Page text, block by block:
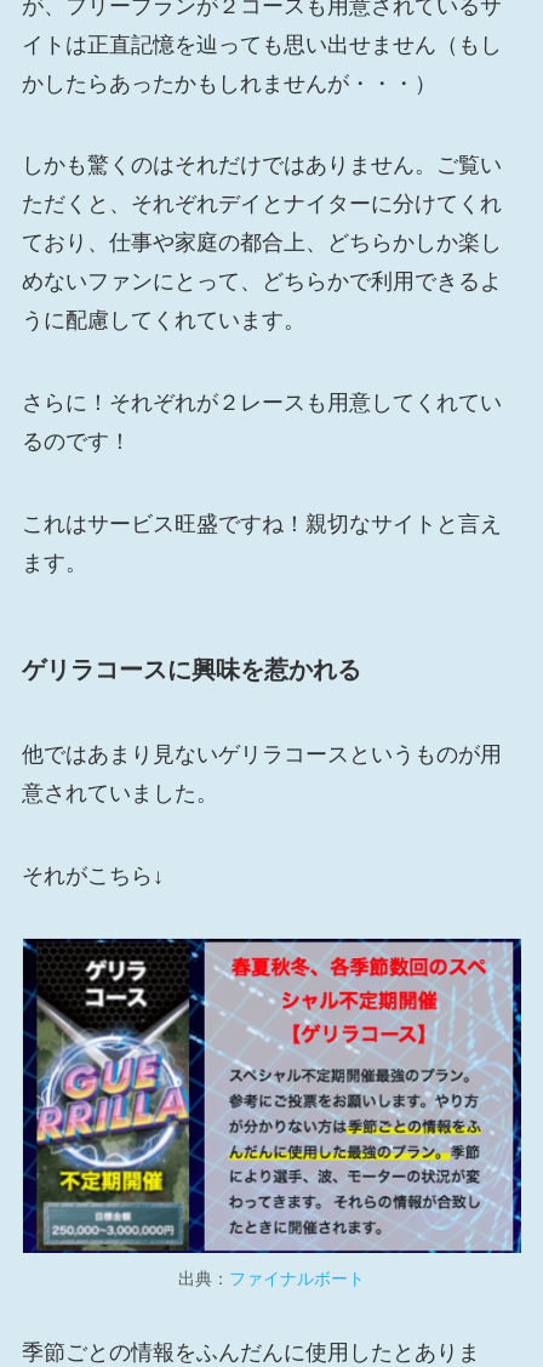
が、フリープランが２コースも用意されているサ
イトは正直記憶を辿っても思い出せません（もし
かしたらあったかもしれませんが・・・）
しかも驚くのはそれだけではありません。ご覧い
ただくと、それぞれデイとナイターに分けてくれ
ており、仕事や家庭の都合上、どちらかしか楽し
めないファンにとって、どちらかで利用できるよ
うに配慮してくれています。
さらに！それぞれが２レースも用意してくれてい
るのです！
これはサービス旺盛ですね！親切なサイトと言え
ます。
ゲリラコースに興味を惹かれる
他ではあまり見ないゲリラコースというものが用
意されていました。
それがこちら↓
出典： ファイナルボート
季節ごとの情報をふんだんに使用したとありま